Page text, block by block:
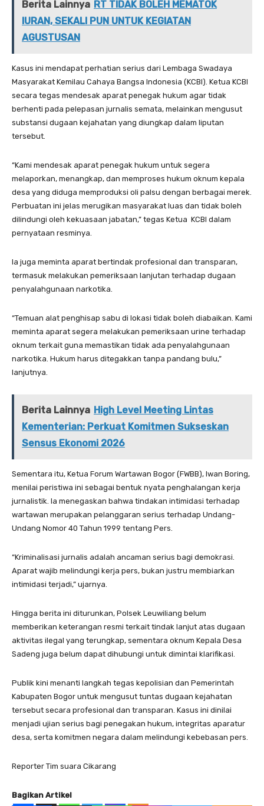
Berita Lainnya RT TIDAK BOLEH MEMATOK
IURAN, SEKALI PUN UNTUK KEGIATAN
AGUSTUSAN
Kasus ini mendapat perhatian serius dari Lembaga Swadaya
Masyarakat Kemilau Cahaya Bangsa Indonesia (KCBI). Ketua KCBI
secara tegas mendesak aparat penegak hukum agar tidak
berhenti pada pelepasan jurnalis semata, melainkan mengusut
substansi dugaan kejahatan yang diungkap dalam liputan
tersebut.
“Kami mendesak aparat penegak hukum untuk segera
melaporkan, menangkap, dan memproses hukum oknum kepala
desa yang diduga memproduksi oli palsu dengan berbagai merek.
Perbuatan ini jelas merugikan masyarakat luas dan tidak boleh
dilindungi oleh kekuasaan jabatan,” tegas Ketua KCBI dalam
pernyataan resminya.
Ia juga meminta aparat bertindak profesional dan transparan,
termasuk melakukan pemeriksaan lanjutan terhadap dugaan
penyalahgunaan narkotika.
“Temuan alat penghisap sabu di lokasi tidak boleh diabaikan. Kami
meminta aparat segera melakukan pemeriksaan urine terhadap
oknum terkait guna memastikan tidak ada penyalahgunaan
narkotika. Hukum harus ditegakkan tanpa pandang bulu,”
lanjutnya.
Berita Lainnya High Level Meeting Lintas
Kementerian: Perkuat Komitmen Sukseskan
Sensus Ekonomi 2026
Sementara itu, Ketua Forum Wartawan Bogor (FWBB), Iwan Boring,
menilai peristiwa ini sebagai bentuk nyata penghalangan kerja
jurnalistik. Ia menegaskan bahwa tindakan intimidasi terhadap
wartawan merupakan pelanggaran serius terhadap Undang-
Undang Nomor 40 Tahun 1999 tentang Pers.
“Kriminalisasi jurnalis adalah ancaman serius bagi demokrasi.
Aparat wajib melindungi kerja pers, bukan justru membiarkan
intimidasi terjadi,” ujarnya.
Hingga berita ini diturunkan, Polsek Leuwiliang belum
memberikan keterangan resmi terkait tindak lanjut atas dugaan
aktivitas ilegal yang terungkap, sementara oknum Kepala Desa
Sadeng juga belum dapat dihubungi untuk dimintai klarifikasi.
Publik kini menanti langkah tegas kepolisian dan Pemerintah
Kabupaten Bogor untuk mengusut tuntas dugaan kejahatan
tersebut secara profesional dan transparan. Kasus ini dinilai
menjadi ujian serius bagi penegakan hukum, integritas aparatur
desa, serta komitmen negara dalam melindungi kebebasan pers.
Reporter Tim suara Cikarang
Bagikan Artikel